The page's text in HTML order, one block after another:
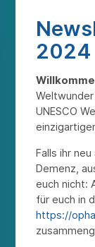
2024
UNESCO
Falls ihr
Demenz,
euch nicht:
für euch in
https://